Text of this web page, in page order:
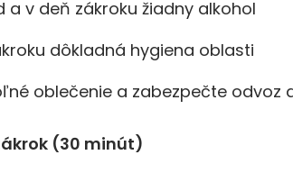
a v deň zákroku žiadny alkohol
dôkladná hygiena oblasti
oblečenie a zabezpečte odvoz
(30 minút)